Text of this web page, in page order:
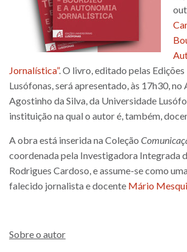
Jornalística”. O livro, editado pelas
Lusófonas, será apresentado, às 17h30,
Agostinho da Silva, da Universidade
instituição na qual o autor é, também,
A obra está inserida na Coleção
coordenada pela Investigadora Integrada
Rodrigues Cardoso, e assume-se como
falecido jornalista e docente Mário
Sobre o autor